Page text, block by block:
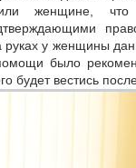
женщине,
руках у женщины
было
будет вестись